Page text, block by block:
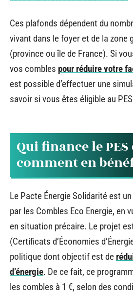
Ces plafonds dépendent du
vivant dans le foyer et de la zone
(province ou île de France). Si
vos combles pour réduire votre
est possible d’effectuer une
savoir si vous êtes éligible au
Qui finance le PES
comment en
Le Pacte Énergie Solidarité est
par les Combles Eco Energie, en
en situation précaire. Le projet
(Certificats d’Économies
politique dont objectif est de
d’énergie. De ce fait, ce
les combles à 1 €, selon des